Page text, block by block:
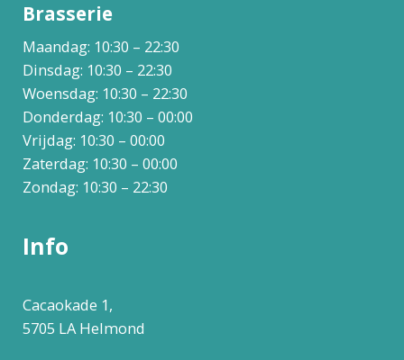
Brasserie
Maandag: 10:30 – 22:30
Dinsdag: 10:30 – 22:30
Woensdag: 10:30 – 22:30
Donderdag: 10:30 – 00:00
Vrijdag: 10:30 – 00:00
Zaterdag: 10:30 – 00:00
Zondag: 10:30 – 22:30
Info
Cacaokade 1,
5705 LA Helmond